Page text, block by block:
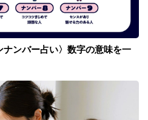
ナンバー占い〉数字の意味を一